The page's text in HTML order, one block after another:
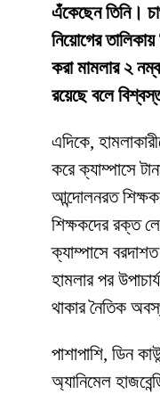
এঁকেছেন তিনি।
নিয়োগের
করা মামলার ২
রয়েছে বলে
​এদিকে,
করে ক্যাম্পাসে
আন্দোলনরত
শিক্ষকদের রক্ত
ক্যাম্পাসে
হামলার পর
থাকার নৈতিক
​পাশাপাশি, ডিন
অ্যানিমেল